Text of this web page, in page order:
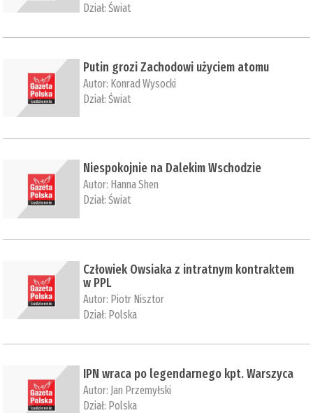
Dział:Świat
Putin grozi Zachodowi użyciem atomu
Autor: Konrad Wysocki
Dział:Świat
Niespokojnie na Dalekim Wschodzie
Autor: Hanna Shen
Dział:Świat
Człowiek Owsiaka z intratnym kontraktem
w PPL
Autor: Piotr Nisztor
Dział: Polska
IPN wraca po legendarnego kpt. Warszyca
Autor: Jan Przemyłski
Dział: Polska